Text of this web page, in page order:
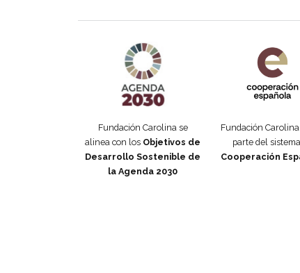
Fundación Carolina se
alinea con los Objetivos de
Desarrollo Sostenible de
la Agenda 2030
Fundación
parte del
Cooperación